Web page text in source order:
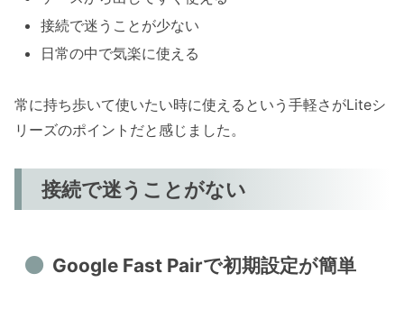
接続で迷うことが少ない
日常の中で気楽に使える
常に持ち歩いて使いたい時に使えるという手軽さがLiteシ
リーズのポイントだと感じました。
接続で迷うことがない
Google Fast Pairで初期設定が簡単